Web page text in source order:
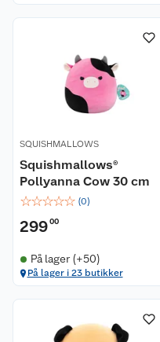
SQUISHMALLOWS
Squishmallows®
Pollyanna Cow 30 cm
☆☆☆☆☆ (0)
29900
På lager (+50)
På lager i 23 butikker